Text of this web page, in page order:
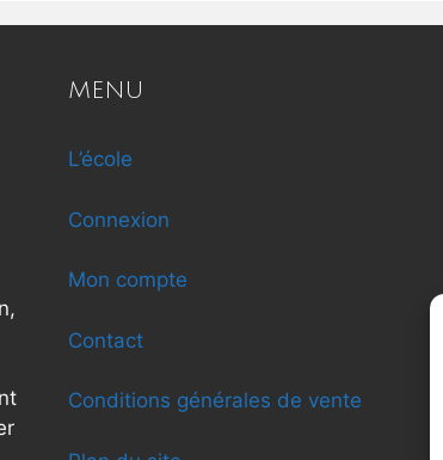
MENU
L’école
Connexion
Mon compte
Contact
Conditions générales de vente